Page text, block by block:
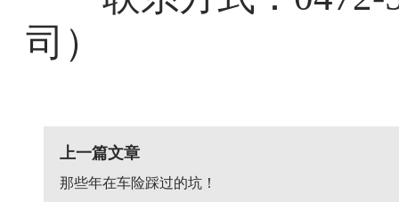
司）
上一篇文章
那些年在车险踩过的坑！